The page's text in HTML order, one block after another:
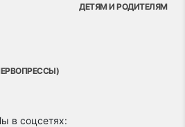
ДЕТЯМ И РОДИТЕЛЯМ
в соцсетях: